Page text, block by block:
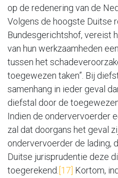
op de redenering van de
Volgens de hoogste Duitse
Bundesgerichtshof, vereist
van hun werkzaamheden
tussen het
toegewezen taken”. Bij
samenhang in ieder geval
diefstal door de
Indien de ondervervoerder
zal dat doorgans het geval
ondervervoerder de lading,
Duitse jurisprudentie deze
toegerekend. [17] Kortom,